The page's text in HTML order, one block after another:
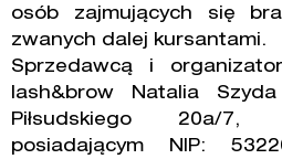
osób zajmujących się
zwanych dalej kursantami.
Sprzedawcą i
lash&brow Natalia
Piłsudskiego 20a/7,
posiadającym NIP: